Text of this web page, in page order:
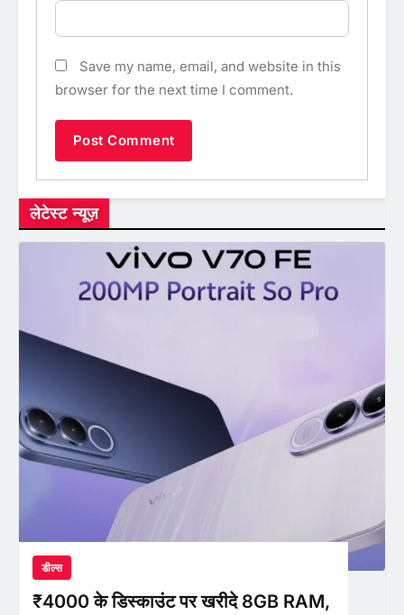
Save my name, email, and website in this
browser for the next time I comment.
लेटेस्ट न्यूज़
डील्स
₹4000 के डिस्काउंट पर खरीदे 8GB RAM,